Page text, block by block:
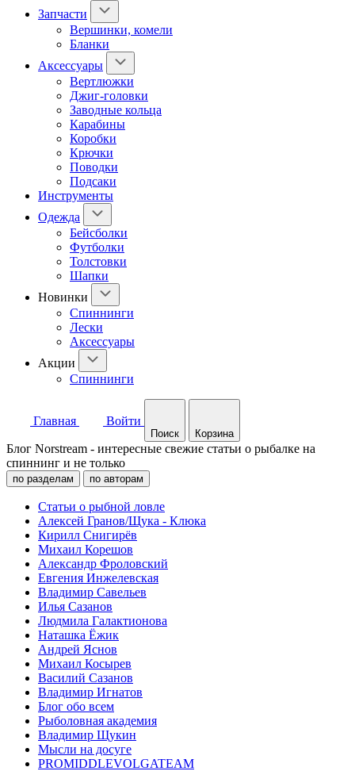
Запчасти
Вершинки, комели
Бланки
Аксессуары
Вертлюжки
Джиг-головки
Заводные кольца
Карабины
Коробки
Крючки
Поводки
Подсаки
Инструменты
Одежда
Бейсболки
Футболки
Толстовки
Шапки
Новинки
Спиннинги
Лески
Аксессуары
Акции
Спиннинги
Главная Войти
Поиск Корзина
Блог Norstream - интересные свежие статьи о рыбалке на
спиннинг и не только
по разделам по авторам
Статьи о рыбной ловле
Алексей Гранов/Щука - Клюка
Кирилл Снигирёв
Михаил Корешов
Александр Фроловский
Евгения Инжелевская
Владимир Савельев
Илья Сазанов
Людмила Галактионова
Наташка Ёжик
Андрей Яснов
Михаил Косырев
Василий Сазанов
Владимир Игнатов
Блог обо всем
Рыболовная академия
Владимир Щукин
Мысли на досуге
PROMIDDLEVOLGATEAM